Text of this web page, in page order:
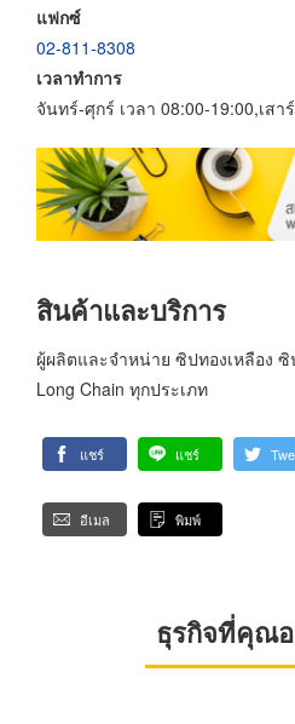
แฟกซ์
02-811-8308
เวลาทำการ
จันทร์-ศุกร์ เวลา 08:00-19:00,เสา
สินค้าและบริการ
ผู้ผลิตและจำหน่าย ซิปทองเหลือง
Long Chain ทุกประเภท
แชร์ แชร์
อีเมล พิมพ์
ธุรกิจที่คุณ